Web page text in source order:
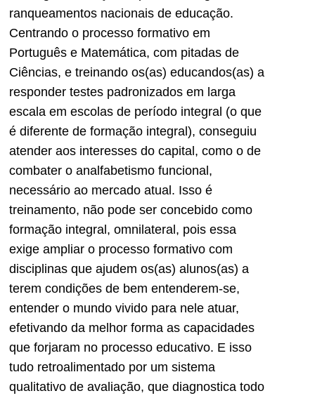
ranqueamentos nacionais de educação.
Centrando o processo formativo em
Português e Matemática, com pitadas de
Ciências, e treinando os(as) educandos(as) a
responder testes padronizados em larga
escala em escolas de período integral (o que
é diferente de formação integral), conseguiu
atender aos interesses do capital, como o de
combater o analfabetismo funcional,
necessário ao mercado atual. Isso é
treinamento, não pode ser concebido como
formação integral, omnilateral, pois essa
exige ampliar o processo formativo com
disciplinas que ajudem os(as) alunos(as) a
terem condições de bem entenderem-se,
entender o mundo vivido para nele atuar,
efetivando da melhor forma as capacidades
que forjaram no processo educativo. E isso
tudo retroalimentado por um sistema
qualitativo de avaliação, que diagnostica todo